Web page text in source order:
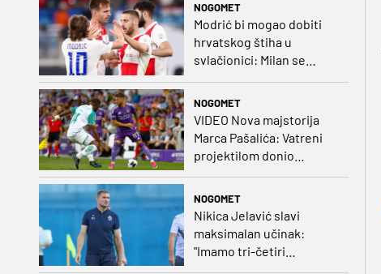
NOGOMET
Modrić bi mogao dobiti
hrvatskog štiha u
svlačionici: Milan se
NOGOMET
VIDEO Nova majstorija
Marca Pašalića: Vatreni
projektilom donio
vodstvo pa igru napustio
NOGOMET
Nikica Jelavić slavi
maksimalan učinak:
"Imamo tri-četiri
senatora koji vode naš